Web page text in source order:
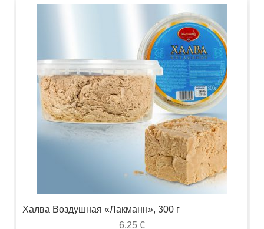
Халва Воздушная «Лакманн», 300 г
6,25 €